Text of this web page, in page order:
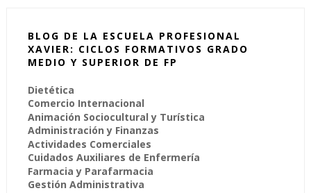
BLOG DE LA ESCUELA PROFESIONAL
XAVIER: CICLOS FORMATIVOS GRADO
MEDIO Y SUPERIOR DE FP
Dietética
Comercio Internacional
Animación Sociocultural y Turística
Administración y Finanzas
Actividades Comerciales
Cuidados Auxiliares de Enfermería
Farmacia y Parafarmacia
Gestión Administrativa